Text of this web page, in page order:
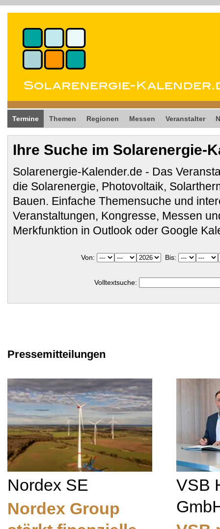
Termine Themen Regionen Messen Veranstalter
Ihre Suche im Solarenergie-
Solarenergie-Kalender.de - Das
die Solarenergie, Photovoltaik,
Bauen. Einfache Themensuche und
Veranstaltungen, Kongresse, Messen
Merkfunktion in Outlook oder Google
Von: Bis:
Volltextsuche:
Pressemitteilungen
Nordex SE
Nordex Group
VSB